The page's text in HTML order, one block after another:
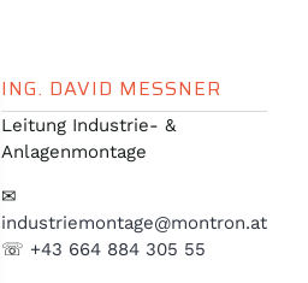
ING. DAVID MESSNER
Leitung Industrie- &
Anlagenmontage
✉
industriemontage@montron.at
☏ +43 664 884 305 55